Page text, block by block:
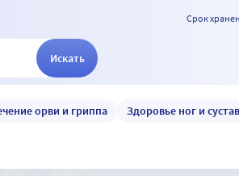
Срок
Искать
орви и гриппа Здоровье ног и